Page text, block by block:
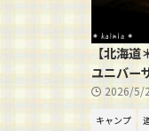
【北海
ユニバー
2026/5/
キャンプ